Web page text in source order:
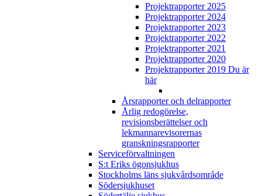
Projektrapporter 2025
Projektrapporter 2024
Projektrapporter 2023
Projektrapporter 2022
Projektrapporter 2021
Projektrapporter 2020
Projektrapporter 2019 Du är
här
Årsrapporter och delrapporter
Årlig redogörelse,
revisionsberättelser och
lekmannarevisorernas
granskningsrapporter
Serviceförvaltningen
S:t Eriks ögonsjukhus
Stockholms läns sjukvårdsområde
Södersjukhuset